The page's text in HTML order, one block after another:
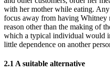
with her mother while eating.
focus away from having Whitney
reason other than the making of
which a typical individual would
little dependence on another
2.1 A suitable alternative